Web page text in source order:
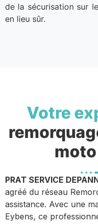
de la sécurisation sur
en lieu sûr.
Votre
PRAT SERVICE
agréé du réseau
assistance. Avec une
Eybens, ce